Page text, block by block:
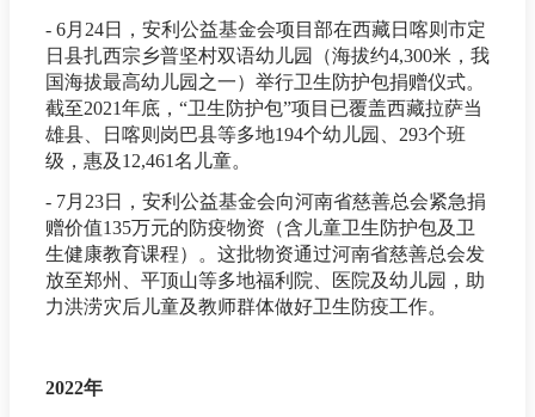
- 6月24日，安利公益基金会项目部在西藏日喀则市定
日县扎西宗乡普坚村双语幼儿园（海拔约4,300米，我
国海拔最高幼儿园之一）举行卫生防护包捐赠仪式。
截至2021年底，“卫生防护包”项目已覆盖西藏拉萨当
雄县、日喀则岗巴县等多地194个幼儿园、293个班
级，惠及12,461名儿童。
- 7月23日，安利公益基金会向河南省慈善总会紧急捐
赠价值135万元的防疫物资（含儿童卫生防护包及卫
生健康教育课程）。这批物资通过河南省慈善总会发
放至郑州、平顶山等多地福利院、医院及幼儿园，助
力洪涝灾后儿童及教师群体做好卫生防疫工作。
2022年